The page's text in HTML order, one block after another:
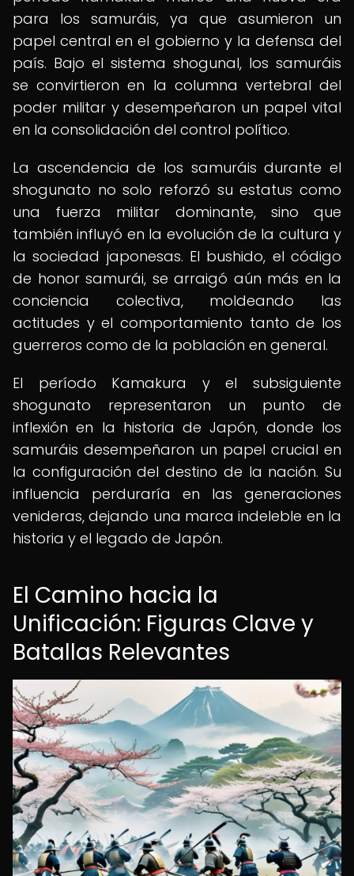
para los samuráis, ya que asumieron un
papel central en el gobierno y la defensa del
país. Bajo el sistema shogunal, los samuráis
se convirtieron en la columna vertebral del
poder militar y desempeñaron un papel vital
en la consolidación del control político.
La ascendencia de los samuráis durante el
shogunato no solo reforzó su estatus como
una fuerza militar dominante, sino que
también influyó en la evolución de la cultura y
la sociedad japonesas. El bushido, el código
de honor samurái, se arraigó aún más en la
conciencia colectiva, moldeando las
actitudes y el comportamiento tanto de los
guerreros como de la población en general.
El período Kamakura y el subsiguiente
shogunato representaron un punto de
inflexión en la historia de Japón, donde los
samuráis desempeñaron un papel crucial en
la configuración del destino de la nación. Su
influencia perduraría en las generaciones
venideras, dejando una marca indeleble en la
historia y el legado de Japón.
El Camino hacia la
Unificación: Figuras Clave y
Batallas Relevantes